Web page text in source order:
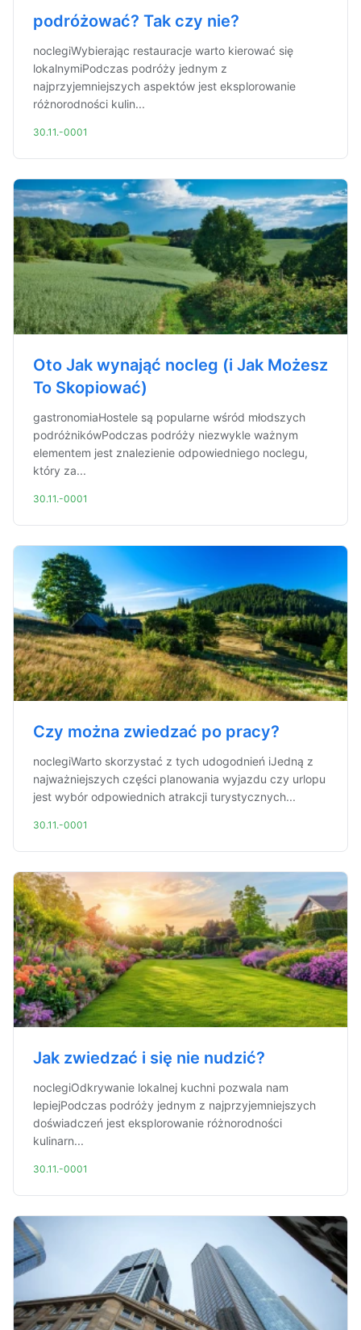
podróżować? Tak czy nie?
noclegiWybierając restauracje warto kierować się
lokalnymiPodczas podróży jednym z
najprzyjemniejszych aspektów jest eksplorowanie
różnorodności kulin...
30.11.-0001
Oto Jak wynająć nocleg (i Jak Możesz
To Skopiować)
gastronomiaHostele są popularne wśród młodszych
podróżnikówPodczas podróży niezwykle ważnym
elementem jest znalezienie odpowiedniego noclegu,
który za...
30.11.-0001
Czy można zwiedzać po pracy?
noclegiWarto skorzystać z tych udogodnień iJedną z
najważniejszych części planowania wyjazdu czy urlopu
jest wybór odpowiednich atrakcji turystycznych...
30.11.-0001
Jak zwiedzać i się nie nudzić?
noclegiOdkrywanie lokalnej kuchni pozwala nam
lepiejPodczas podróży jednym z najprzyjemniejszych
doświadczeń jest eksplorowanie różnorodności
kulinarn...
30.11.-0001